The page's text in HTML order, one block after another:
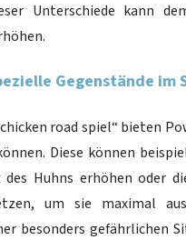
Unterschiede kann
Gegenstände im
road spiel“ bieten
Diese können
des Huhns erhöhen oder
um sie maximal
besonders gefährlichen